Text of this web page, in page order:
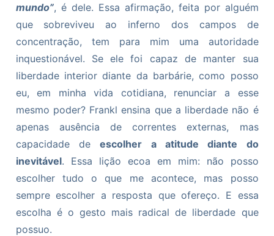
mundo”, é dele. Essa afirmação, feita por alguém
que sobreviveu ao inferno dos campos de
concentração, tem para mim uma autoridade
inquestionável. Se ele foi capaz de manter sua
liberdade interior diante da barbárie, como posso
eu, em minha vida cotidiana, renunciar a esse
mesmo poder? Frankl ensina que a liberdade não é
apenas ausência de correntes externas, mas
capacidade deescolher a atitude diante do
inevitável. Essa lição ecoa em mim: não posso
escolher tudo o que me acontece, mas posso
sempre escolher a resposta que ofereço. E essa
escolha é o gesto mais radical de liberdade que
possuo.